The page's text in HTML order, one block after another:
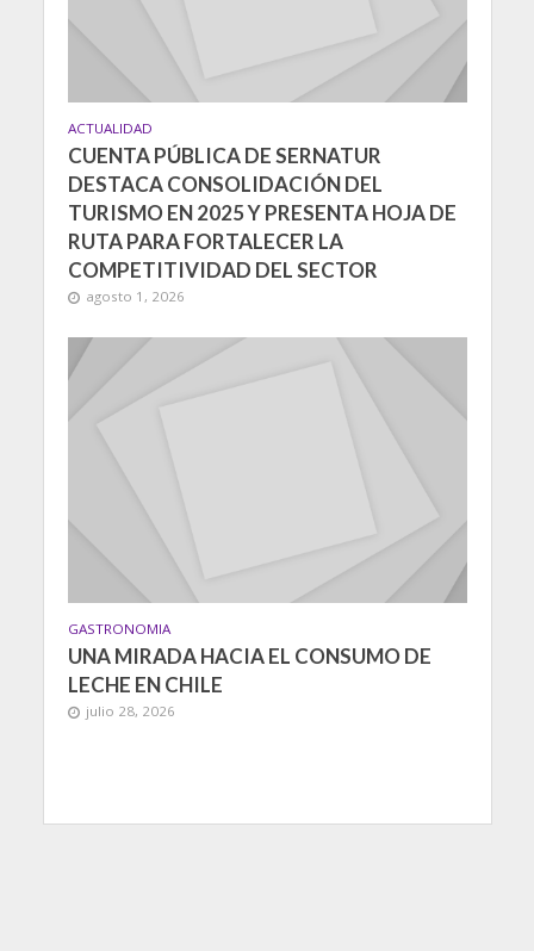
ACTUALIDAD
CUENTA PÚBLICA DE SERNATUR
DESTACA CONSOLIDACIÓN DEL
TURISMO EN 2025 Y PRESENTA HOJA DE
RUTA PARA FORTALECER LA
COMPETITIVIDAD DEL SECTOR
agosto 1, 2026
GASTRONOMIA
UNA MIRADA HACIA EL CONSUMO DE
LECHE EN CHILE
julio 28, 2026